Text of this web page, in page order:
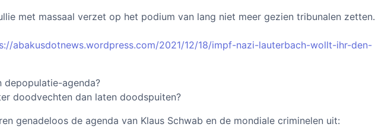
met massaal verzet op het podium van lang niet meer gezien tribunalen zetten.
abakusdotnews.wordpress.com/2021/12/18/impf-nazi-lauterbach-wollt-ihr-den-
depopulatie-agenda?
doodvechten dan laten doodspuiten?
genadeloos de agenda van Klaus Schwab en de mondiale criminelen uit: